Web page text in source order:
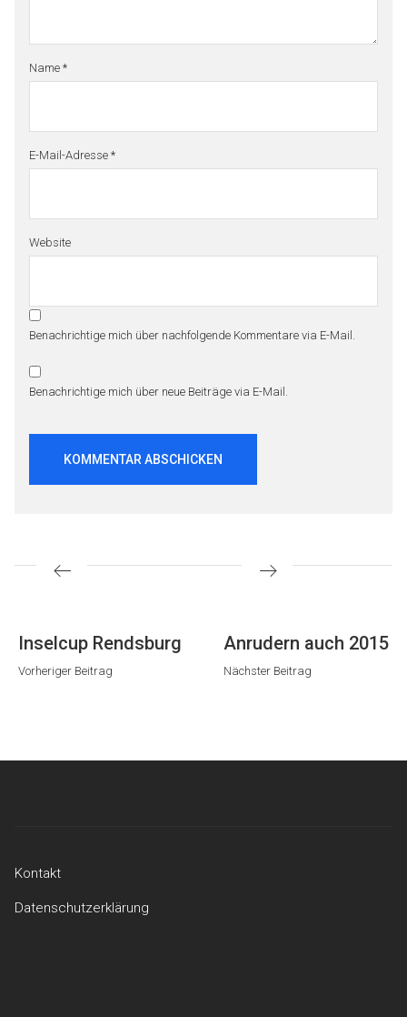
Name *
E-Mail-Adresse *
Website
Benachrichtige mich über nachfolgende Kommentare via E-Mail.
Benachrichtige mich über neue Beiträge via E-Mail.
Beitragsnavigation
Nächster
Beitrag
Anrudern auch 2015
Nächster Beitrag
Vorheriger
Beitrag
Inselcup Rendsburg
Vorheriger Beitrag
Kontakt
Datenschutzerklärung